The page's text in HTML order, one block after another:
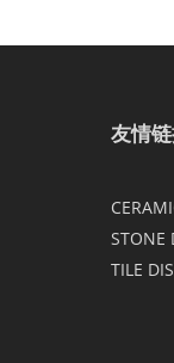
友情
STONE
TILE